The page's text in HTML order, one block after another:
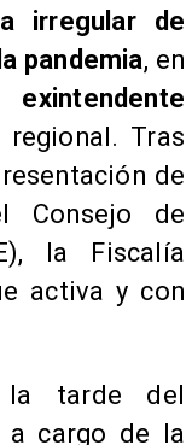
irregular de
pandemia, en
exintendente
Tras
de
Consejo de
la Fiscalía
activa y con
la tarde del
a cargo de la